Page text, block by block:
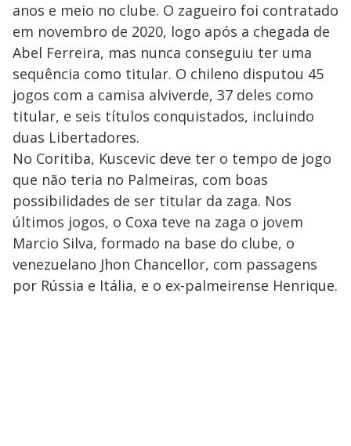
anos e meio no clube. O zagueiro foi contratado
em novembro de 2020, logo após a chegada de
Abel Ferreira, mas nunca conseguiu ter uma
sequência como titular. O chileno disputou 45
jogos com a camisa alviverde, 37 deles como
titular, e seis títulos conquistados, incluindo
duas Libertadores.
No Coritiba, Kuscevic deve ter o tempo de jogo
que não teria no Palmeiras, com boas
possibilidades de ser titular da zaga. Nos
últimos jogos, o Coxa teve na zaga o jovem
Marcio Silva, formado na base do clube, o
venezuelano Jhon Chancellor, com passagens
por Rússia e Itália, e o ex-palmeirense Henrique.